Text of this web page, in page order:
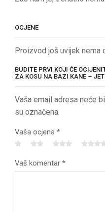
OCJENE
Proizvod još uvijek nema
BUDITE PRVI KOJI ĆE
ZA KOSU NA BAZI KANE –
Vaša email adresa neće
su označena.
Vaša ocjena *
Vaš komentar *